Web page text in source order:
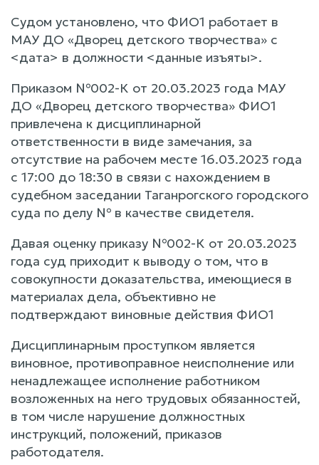
Судом установлено, что ФИО1 работает в
МАУ ДО «Дворец детского творчества» с
<дата> в должности <данные изъяты>.
Приказом №002-К от 20.03.2023 года МАУ
ДО «Дворец детского творчества» ФИО1
привлечена к дисциплинарной
ответственности в виде замечания, за
отсутствие на рабочем месте 16.03.2023 года
с 17:00 до 18:30 в связи с нахождением в
судебном заседании Таганрогского городского
суда по делу № в качестве свидетеля.
Давая оценку приказу №002-К от 20.03.2023
года суд приходит к выводу о том, что в
совокупности доказательства, имеющиеся в
материалах дела, объективно не
подтверждают виновные действия ФИО1
Дисциплинарным проступком является
виновное, противоправное неисполнение или
ненадлежащее исполнение работником
возложенных на него трудовых обязанностей,
в том числе нарушение должностных
инструкций, положений, приказов
работодателя.